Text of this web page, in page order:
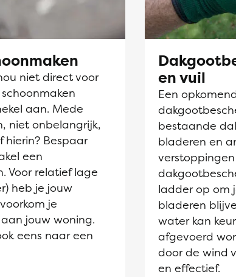
niet direct voor
aan. Mede
niet onbelangrijk,
hierin? Bespaar
een
Voor relatief lage
heb je jouw
je
jouw woning.
eens naar een
en vuil
Een
bestaande
bladeren en
ladder op om
bladeren
water kan
afgevoerd
door de wind
en effectief.